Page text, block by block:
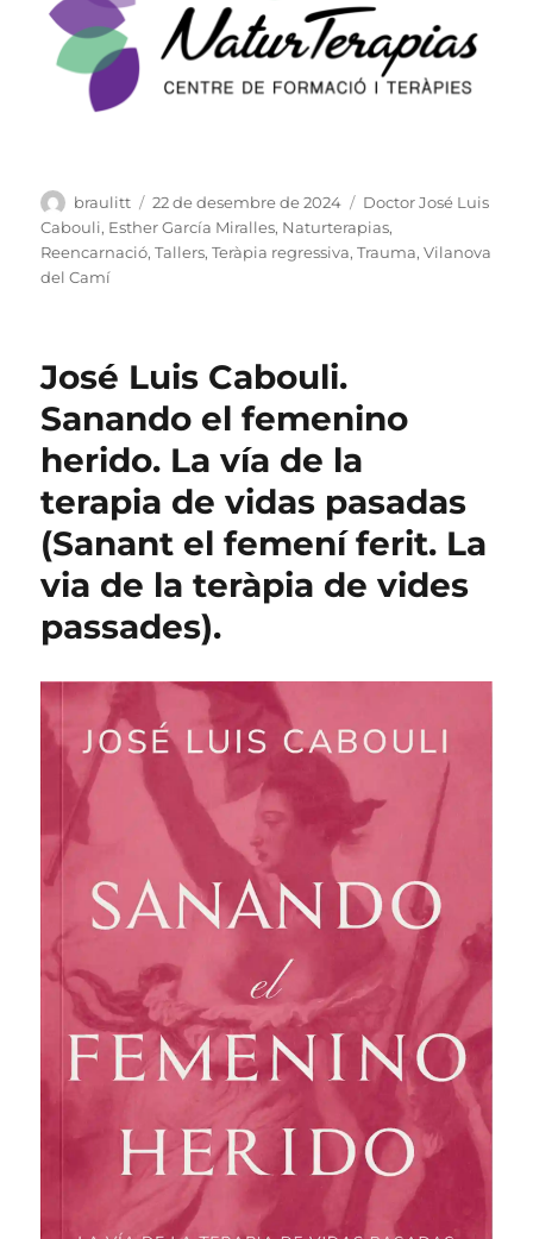
Autor
braulitt
Publicat
el
22 de desembre de 2024 Categories
Doctor José Luis
Cabouli, Esther García Miralles, Naturterapias,
Reencarnació,Tallers,Teràpia regressiva,Trauma,Vilanova
del Camí
José Luis Cabouli.
Sanando el femenino
herido. La vía de la
terapia de vidas pasadas
(Sanant el femení ferit. La
via de la teràpia de vides
passades).